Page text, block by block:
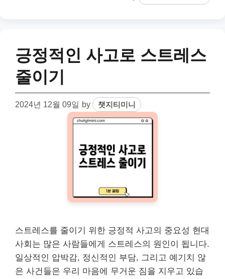
긍정적인 사고로 스트레스
줄이기
2024년 12월 09일 by 챗지티미니
스트레스를 줄이기 위한 긍정적 사고의 중요성 현대
사회는 많은 사람들에게 스트레스의 원인이 됩니다.
일상적인 압박감, 정신적인 부담, 그리고 예기치 않
은 사건들은 우리 마음에 무거운 짐을 지우고 있습